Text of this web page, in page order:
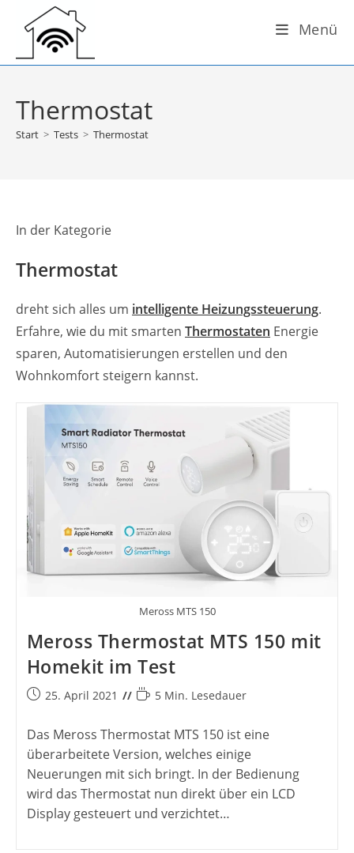
Inhalt
springen
Menü
Thermostat
Start > Tests > Thermostat
In der Kategorie
Thermostat
dreht sich alles um intelligente Heizungssteuerung.
Erfahre, wie du mit smarten Thermostaten Energie
sparen, Automatisierungen erstellen und den
Wohnkomfort steigern kannst.
Meross MTS 150
Meross Thermostat MTS 150 mit
Homekit im Test
Beitrag25. April 2021 Lesedauer:
5 Min. Lesedauer
Das Meross Thermostat MTS 150 ist eine
überarbeitete Version, welches einige
Neuerungen mit sich bringt. In der Bedienung
wird das Thermostat nun direkt über ein LCD
Display gesteuert und verzichtet…